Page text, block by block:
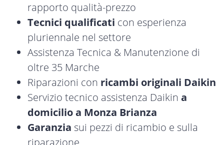
rapporto qualità-prezzo
Tecnici qualificati con esperienza
pluriennale nel settore
Assistenza Tecnica & Manutenzione di
oltre 35 Marche
Riparazioni con ricambi originali Daikin
Servizio tecnico assistenza Daikin a
domicilio a Monza Brianza
Garanzia sui pezzi di ricambio e sulla